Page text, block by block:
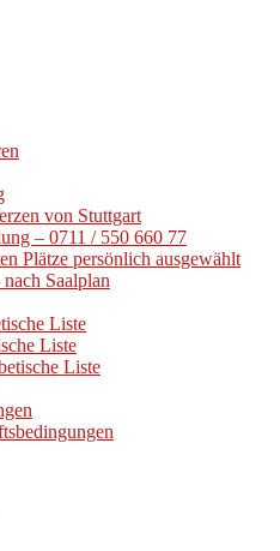
von Stuttgart
– 0711 / 550 660 77
Plätze persönlich ausgewählt
Saalplan
Liste
Liste
Liste